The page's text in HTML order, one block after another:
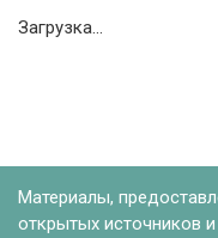
Загрузка...
Материалы,
открытых источников